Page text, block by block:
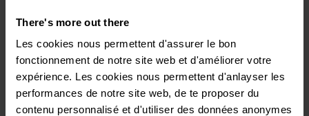
There's more out there
Les cookies nous permettent d'assurer le bon
fonctionnement de notre site web et d'améliorer votre
expérience. Les cookies nous permettent d'anlayser les
performances de notre site web, de te proposer du
contenu personnalisé et d'utiliser des données anonymes
Visor Performance X-Light
19,95 € 24,95 €
Socquettes Performance
Run
17,95 €
-20 %
Promos d’été
-20 %
Promos d’été